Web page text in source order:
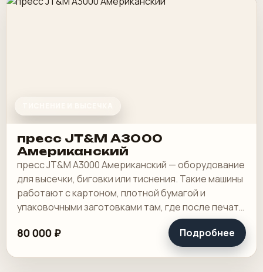
пресс JT&M А3000
Американский
пресс JT&M А3000 Американский — оборудование
для высечки, биговки или тиснения. Такие машины
работают с картоном, плотной бумагой и
упаковочными заготовками там, где после печати
нужна контурная обработка или отделка.
80 000 ₽ Подробнее